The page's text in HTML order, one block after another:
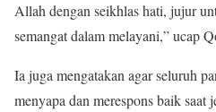
Allah dengan seikhlas hati, jujur
semangat dalam melayani,” ucap
Ia juga mengatakan agar seluruh
menyapa dan merespons baik saat